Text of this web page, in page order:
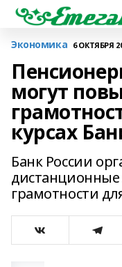
Экономика 6 ОКТЯБРЯ
могут
курсах
Банк России
грамотности